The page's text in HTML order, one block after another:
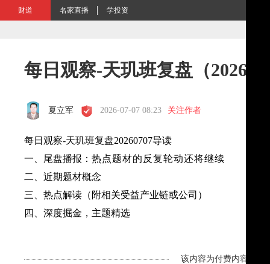
财道 名家直播 学投资
每日观察-天玑班复盘（
夏立军 2026-07-07 08:23 关注作者
每日观察-天玑班复盘20260707导读
一、尾盘播报： 热点题材的反复轮动还将继续
二、近期题材概念
三、热点解读（附相关受益产业链或公司）
四、深度掘金，主题精选
该内容为付费内容，剩